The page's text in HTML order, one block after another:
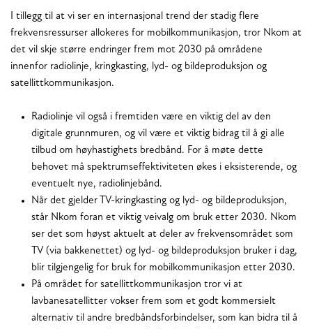
I tillegg til at vi ser en internasjonal trend der stadig flere
frekvensressurser allokeres for mobilkommunikasjon, tror Nkom at
det vil skje større endringer frem mot 2030 på områdene
innenfor radiolinje, kringkasting, lyd- og bildeproduksjon og
satellittkommunikasjon.
Radiolinje vil også i fremtiden være en viktig del av den
digitale grunnmuren, og vil være et viktig bidrag til å gi alle
tilbud om høyhastighets bredbånd. For å møte dette
behovet må spektrumseffektiviteten økes i eksisterende, og
eventuelt nye, radiolinjebånd.
Når det gjelder TV-kringkasting og lyd- og bildeproduksjon,
står Nkom foran et viktig veivalg om bruk etter 2030. Nkom
ser det som høyst aktuelt at deler av frekvensområdet som
TV (via bakkenettet) og lyd- og bildeproduksjon bruker i dag,
blir tilgjengelig for bruk for mobilkommunikasjon etter 2030.
På området for satellittkommunikasjon tror vi at
lavbanesatellitter vokser frem som et godt kommersielt
alternativ til andre bredbåndsforbindelser, som kan bidra til å